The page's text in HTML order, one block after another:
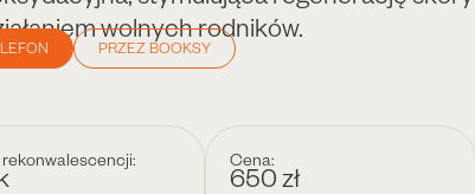
wolnych rodników.
PRZEZ BOOKSY
Cena:
650 zł